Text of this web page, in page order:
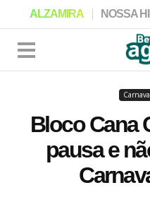
Bloco Cana
pausa e
ALZAMIRA NOSSA